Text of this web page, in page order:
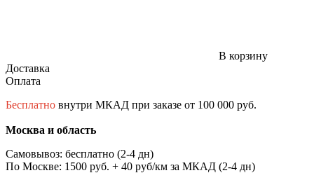
В корзину
Доставка
Оплата
Бесплатно внутри МКАД при заказе от 100 000 руб.
Москва и область
Самовывоз: бесплатно (2-4 дн)
По Москве: 1500 руб. + 40 руб/км за МКАД (2-4 дн)